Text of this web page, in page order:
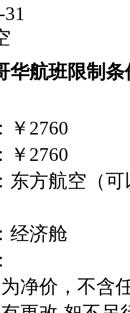
华航班限制
￥2760
￥2760
东方航空（
经济舱
净价，不含